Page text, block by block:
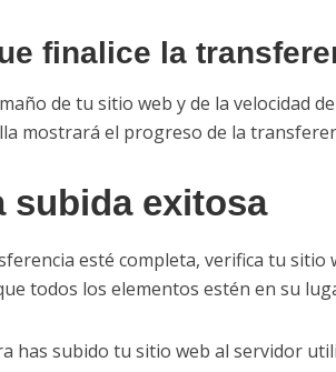
finalice la
de tu sitio web y de la velocidad
mostrará el progreso de la
subida exitosa
esté completa, verifica tu
todos los elementos estén en su
has subido tu sitio web al servidor